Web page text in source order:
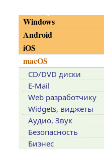
Windows
Android
iOS
macOS
CD/DVD диски
E-Mail
Web разработчику
Widgets, виджеты
Аудио, Звук
Безопасность
Бизнес